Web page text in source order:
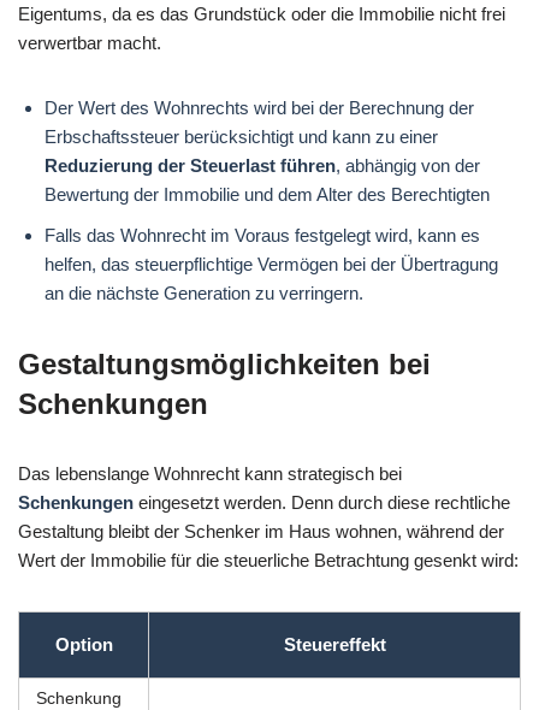
Eigentums, da es das Grundstück oder die Immobilie nicht frei
verwertbar macht.
Der Wert des Wohnrechts wird bei der Berechnung der
Erbschaftssteuer berücksichtigt und kann zu einer
Reduzierung der Steuerlast führen, abhängig von der
Bewertung der Immobilie und dem Alter des Berechtigten
Falls das Wohnrecht im Voraus festgelegt wird, kann es
helfen, das steuerpflichtige Vermögen bei der Übertragung
an die nächste Generation zu verringern.
Gestaltungsmöglichkeiten bei
Schenkungen
Das lebenslange Wohnrecht kann strategisch bei
Schenkungen eingesetzt werden. Denn durch diese rechtliche
Gestaltung bleibt der Schenker im Haus wohnen, während der
Wert der Immobilie für die steuerliche Betrachtung gesenkt wird:
Option Steuereffekt
Schenkung